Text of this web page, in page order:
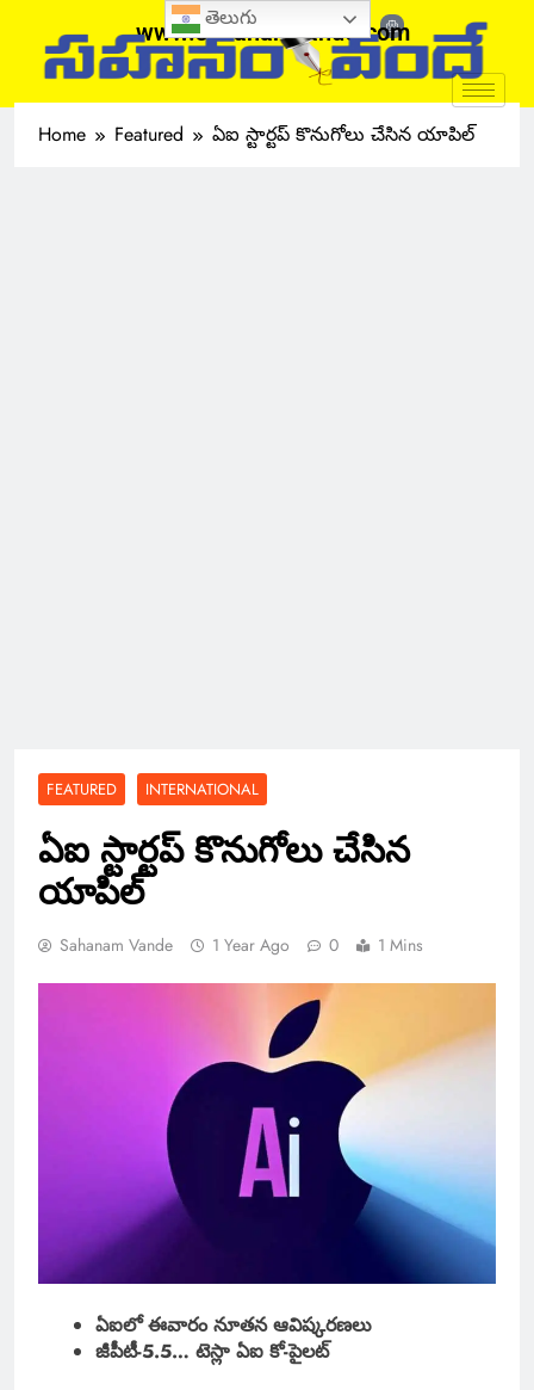
www.sahanamvande.com
Home Featured ఏఐ స్టార్టప్ కొనుగోలు చేసిన యాపిల్
FEATURED INTERNATIONAL
ఏఐ స్టార్టప్ కొనుగోలు చేసిన
యాపిల్
Sahanam Vande 1 Year Ago 0 1 Mins
ఏఐలో ఈవారం నూతన ఆవిష్కరణలు
జీపీటీ-5.5… టెస్లా ఏఐ కో-పైలట్
తెలుగు